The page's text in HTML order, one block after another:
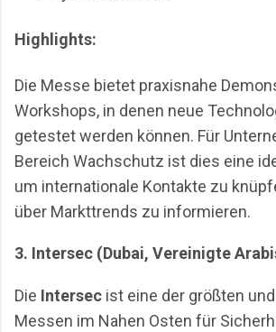
Highlights:
Die Messe bietet praxisnahe
Workshops, in denen neue
getestet werden können. Für
Bereich Wachschutz ist dies eine
um internationale Kontakte zu
über Markttrends zu informieren.
3. Intersec (Dubai, Vereinigte
Die Intersec ist eine der größten
Messen im Nahen Osten für